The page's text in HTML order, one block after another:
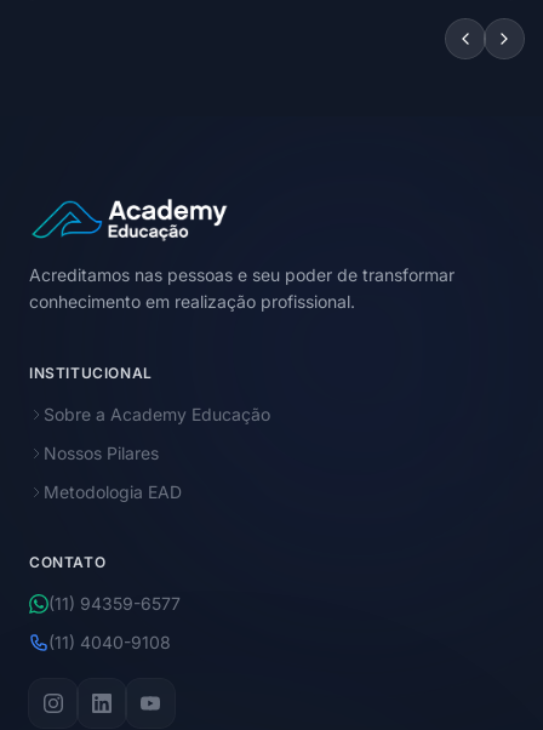
Acreditamos nas pessoas e seu poder de transformar
conhecimento em realização profissional.
INSTITUCIONAL
Sobre a Academy Educação
Nossos Pilares
Metodologia EAD
CONTATO
(11) 94359-6577
(11) 4040-9108